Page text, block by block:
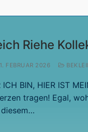
Riehe
FEBRUAR 2026
ICH BIN, HIER IST
tragen! Egal,